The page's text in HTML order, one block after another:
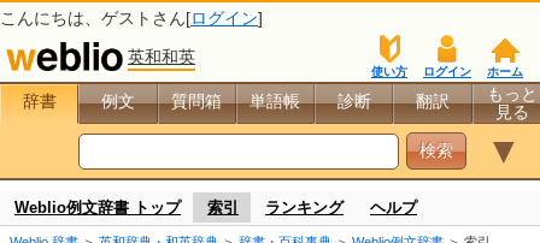
こんにちは、 ゲスト さん[ログイン]
英和和英
ホーム
ログイン
使い方
辞書 例文 質問箱 単語帳 診断 翻訳
もっと
見る
▼
Weblio例文辞書 トップ 索引 ランキング ヘルプ